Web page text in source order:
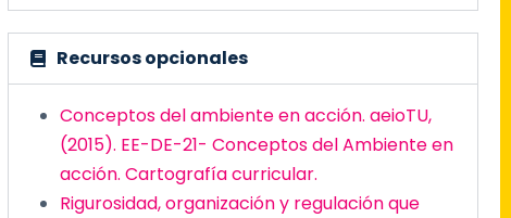
Recursos opcionales
Conceptos del ambiente en acción. aeioTU,
(2015). EE-DE-21- Conceptos del Ambiente en
acción. Cartografía curricular.
Rigurosidad, organización y regulación que